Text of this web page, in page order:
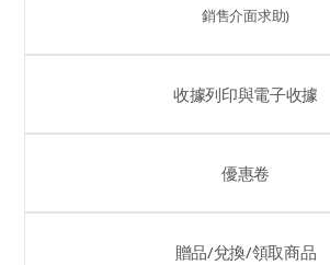
銷售介面求助)
收據列印與電子收據
優惠卷
贈品/兌換/領取商品